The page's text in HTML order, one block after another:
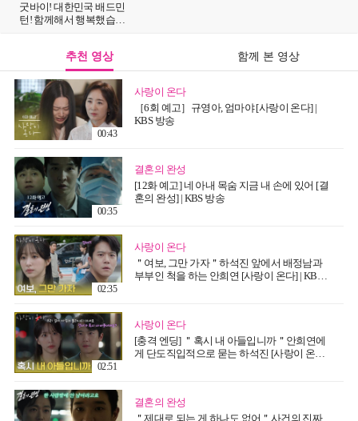
굿바이! 대한민국 배드민
턴! 함께해서 행복했습니
추천 영상 함께 본 영상
사랑이 온다
［6회 예고］규영아, 엄마야 [사랑이 온다] |
KBS 방송
00:43
결혼의 완성
[12화 예고] 네 아내 목숨 지금 내 손에 있어 [결
혼의 완성] | KBS 방송
00:35
사랑이 온다
＂여보, 그만 가자＂하석진 앞에서 배정남과
부부인 척을 하는 안희연 [사랑이 온다] | KBS
02:35
사랑이 온다
[충격 엔딩] ＂혹시 내 아들입니까＂안희연에
게 단도직입적으로 묻는 하석진 [사랑이 온다] |
02:51
결혼의 완성
＂제대로 되는 게 하나도 없어＂사건의 진짜